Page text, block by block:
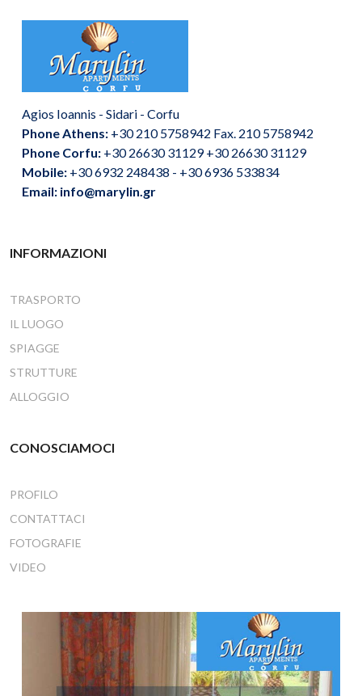
Agios Ioannis - Sidari - Corfu
Phone Athens: +30 210 5758942 Fax. 210 5758942
Phone Corfu: +30 26630 31129 +30 26630 31129
Mobile: +30 6932 248438 - +30 6936 533834
Email: info@marylin.gr
INFORMAZIONI
TRASPORTO
IL LUOGO
SPIAGGE
STRUTTURE
ALLOGGIO
CONOSCIAMOCI
PROFILO
CONTATTACI
FOTOGRAFIE
VIDEO